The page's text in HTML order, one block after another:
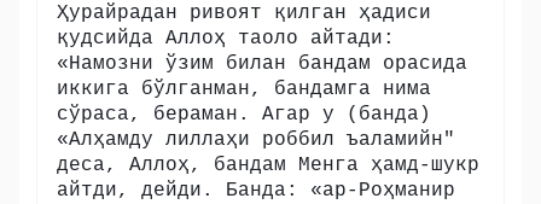
Ҳурайрадан ривоят қилган ҳадиси
қудсийда Аллоҳ таоло айтади:
«Намозни ўзим билан бандам орасида
иккига бўлганман, бандамга нима
сўраса, бераман. Агар у (банда)
«Алҳамду лиллаҳи роббил ъаламийн"
деса, Аллоҳ, бандам Менга ҳамд-шукр
айтди, дейди. Банда: «ар-Роҳманир